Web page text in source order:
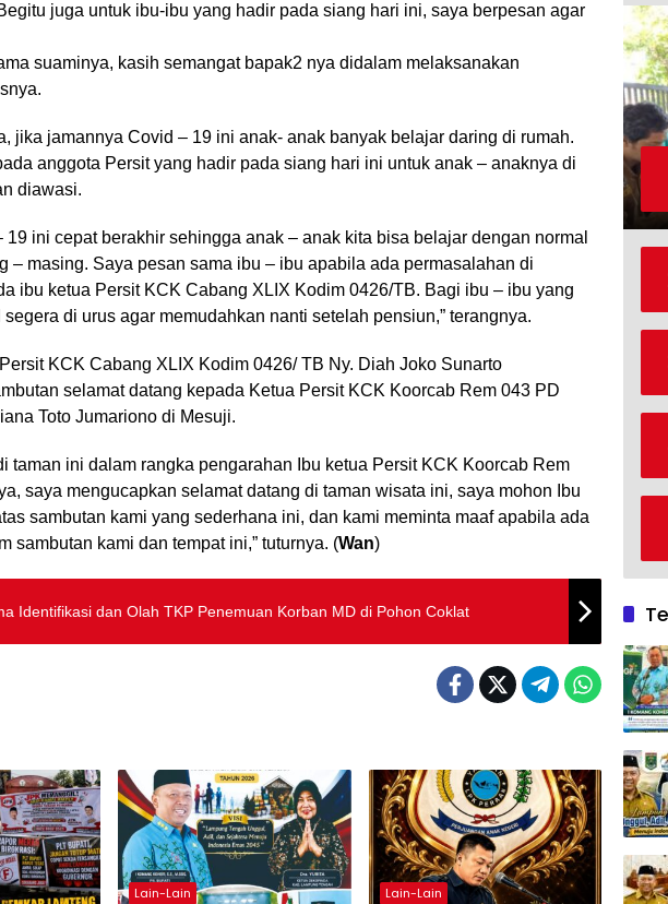
juga untuk ibu-ibu yang hadir pada siang hari ini, saya berpesan agar
suaminya, kasih semangat bapak2 nya didalam melaksanakan
jika jamannya Covid – 19 ini anak- anak banyak belajar daring di rumah.
anggota Persit yang hadir pada siang hari ini untuk anak – anaknya di
diawasi.
19 ini cepat berakhir sehingga anak – anak kita bisa belajar dengan normal
– masing. Saya pesan sama ibu – ibu apabila ada permasalahan di
ibu ketua Persit KCK Cabang XLIX Kodim 0426/TB. Bagi ibu – ibu yang
di urus agar memudahkan nanti setelah pensiun,” terangnya.
KCK Cabang XLIX Kodim 0426/ TB Ny. Diah Joko Sunarto
selamat datang kepada Ketua Persit KCK Koorcab Rem 043 PD
Toto Jumariono di Mesuji.
taman ini dalam rangka pengarahan Ibu ketua Persit KCK Koorcab Rem
saya mengucapkan selamat datang di taman wisata ini, saya mohon Ibu
sambutan kami yang sederhana ini, dan kami meminta maaf apabila ada
sambutan kami dan tempat ini,” tuturnya. (Wan)
Identifikasi dan Olah TKP Penemuan Korban MD di Pohon Coklat
Lain-Lain Lain-Lain